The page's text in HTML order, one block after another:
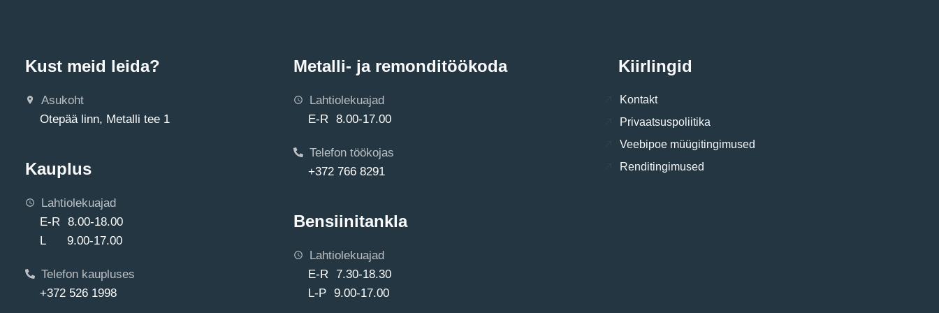
Kust meid leida?
Asukoht
Otepää linn, Metalli tee 1
Kauplus
Lahtiolekuajad
E-R 8.00-18.00
L 9.00-17.00
Telefon kaupluses
+372 526 1998
Metalli- ja remonditöökoda
Lahtiolekuajad
E-R 8.00-17.00
Telefon töökojas
+372 766 8291
Bensiinitankla
Lahtiolekuajad
E-R 7.30-18.30
L-P 9.00-17.00
Kiirlingid
Kontakt
Privaatsuspoliitika
Veebipoe müügitingimused
Renditingimused